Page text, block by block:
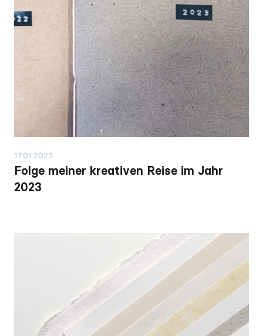
17.01.2023
Folge meiner kreativen Reise im Jahr
2023